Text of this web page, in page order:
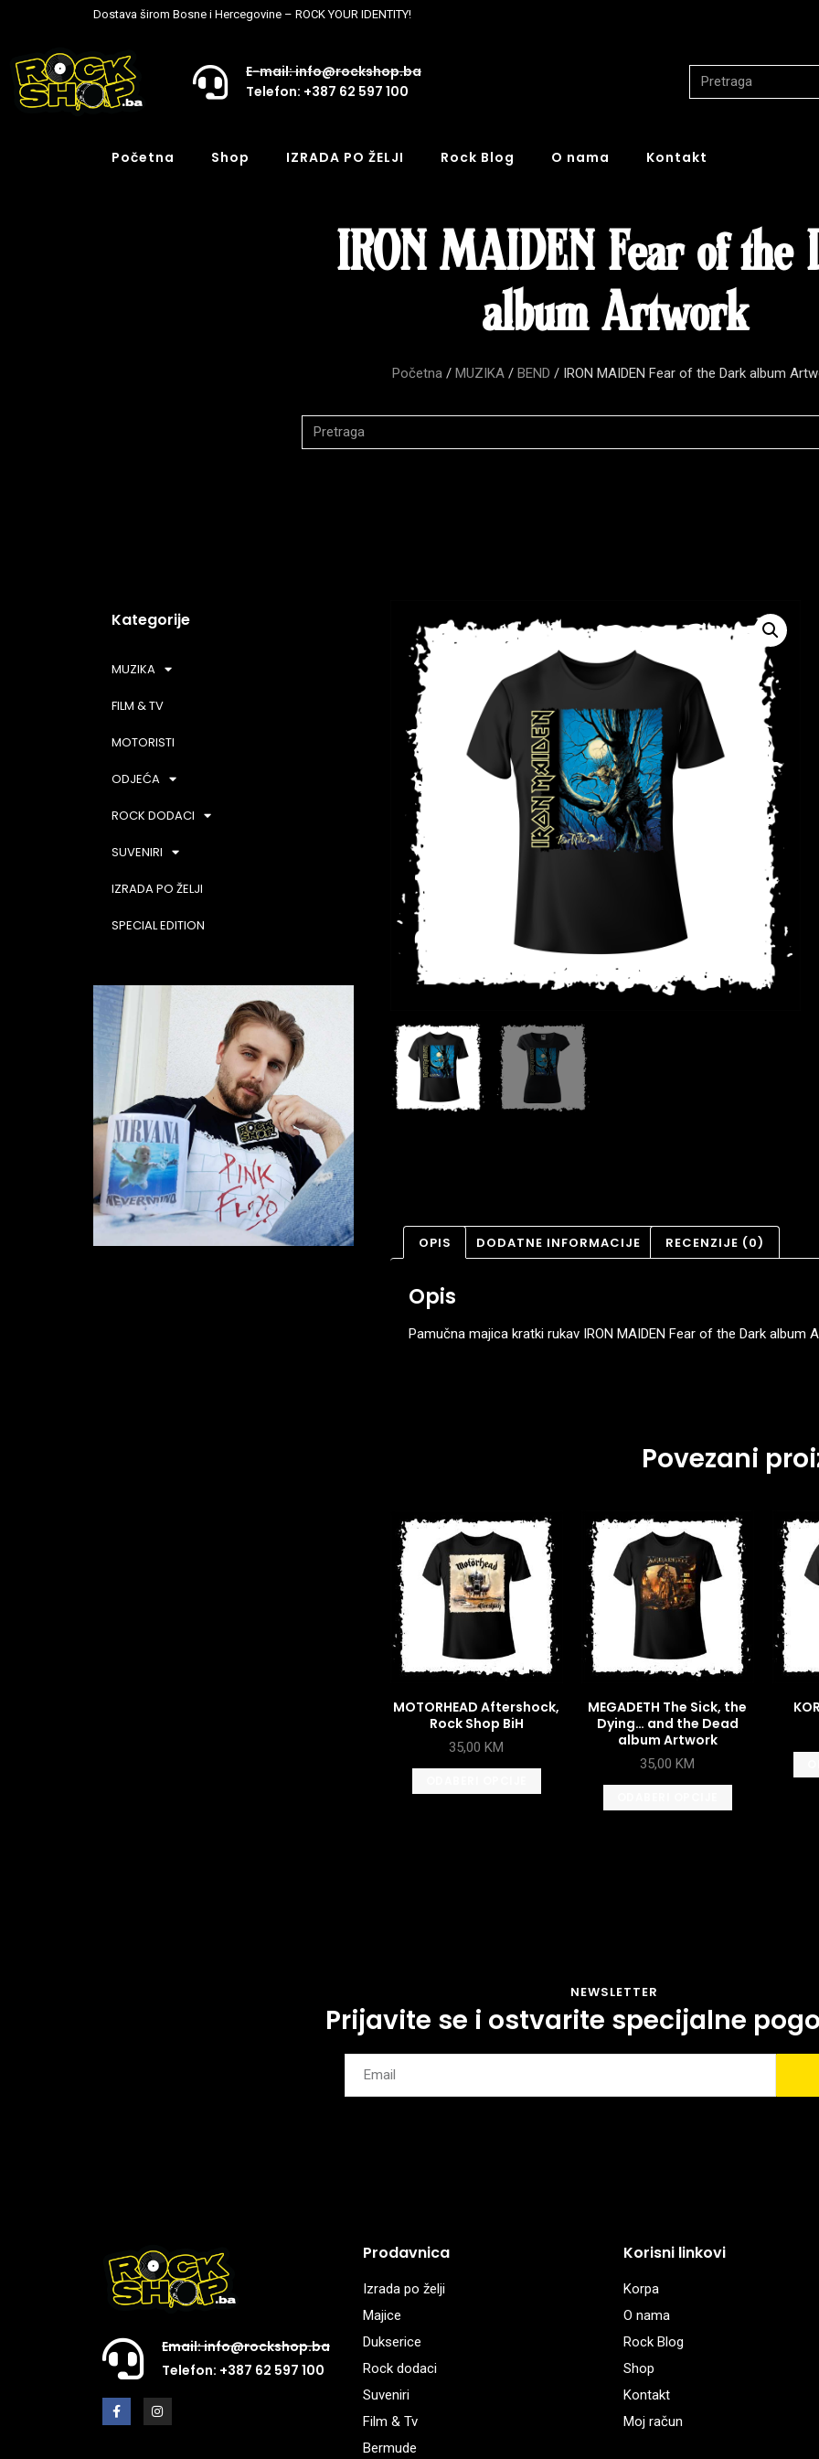
Dostava širom Bosne i Hercegovine – ROCK YOUR IDENTITY!
E-mail: info@rockshop.ba
Telefon: +387 62 597 100
Početna Shop IZRADA PO ŽELJI Rock Blog O nama Kontakt
IRON MAIDEN Fear of the
album Artwork
Početna / MUZIKA/ BEND / IRON MAIDEN Fear of the Dark album
Kategorije
MUZIKA
FILM & TV
MOTORISTI
ODJEĆA
ROCK DODACI
SUVENIRI
IZRADA PO ŽELJI
SPECIAL EDITION
OPIS DODATNE INFORMACIJE RECENZIJE (0)
Opis
Pamučna majica kratki rukav IRON MAIDEN Fear of the Dark album
Povezani
MOTORHEAD Aftershock,
Rock Shop BiH
35,00KM
MEGADETH The Sick, the
Dying… and the Dead
album Artwork
35,00KM
NEWSLETTER
Prijavite se i ostvarite specijalne
Email: info@rockshop.ba
Telefon: +387 62 597 100
Prodavnica
Izrada po želji
Majice
Dukserice
Rock dodaci
Suveniri
Film & Tv
Bermude
Korisni linkovi
Korpa
O nama
Rock Blog
Shop
Kontakt
Moj račun